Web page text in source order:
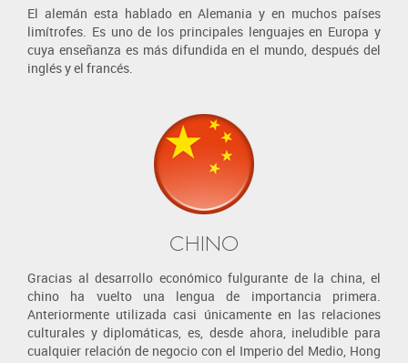
El alemán esta hablado en Alemania y en muchos países
limítrofes. Es uno de los principales lenguajes en Europa y
cuya enseñanza es más difundida en el mundo, después del
inglés y el francés.
CHINO
Gracias al desarrollo económico fulgurante de la china, el
chino ha vuelto una lengua de importancia primera.
Anteriormente utilizada casi únicamente en las relaciones
culturales y diplomáticas, es, desde ahora, ineludible para
cualquier relación de negocio con el Imperio del Medio, Hong